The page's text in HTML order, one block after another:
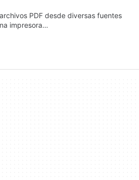
PDF desde diversas fuentes
impresora…